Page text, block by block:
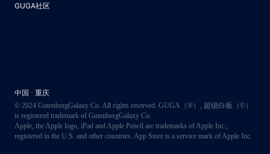
GUGA社区
中国 · 重庆
© 2024 GutenbergGalaxy Co. All rights reserved. GUGA（®）, 超级白板（©）
is registered trademark of GutenbergGalaxy Co.
Apple, the Apple logo, iPad and Apple Pencil are trademarks of Apple Inc.,
registered in the U.S. and other countries. App Store is a service mark of Apple Inc.